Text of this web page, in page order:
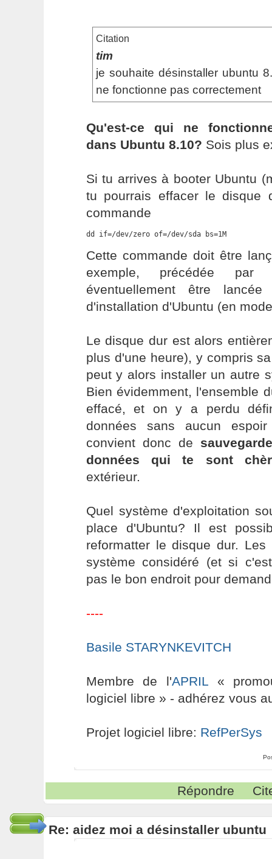
Citation
tim
je souhaite désinstaller ubuntu
ne fonctionne pas correctement
Qu'est-ce qui ne
dans Ubuntu 8.10? Sois plus
Si tu arrives à booter Ubuntu
tu pourrais effacer le disque
commande
dd if=/dev/zero of=/dev/sda bs=1M
Cette commande doit être
exemple, précédée
éventuellement être
d'installation d'Ubuntu (en
Le disque dur est alors
plus d'une heure), y compris
peut y alors installer un autre
Bien évidemment, l'ensemble
effacé, et on y a perdu
données sans aucun
convient donc de
données qui te sont
extérieur.
Quel système d'exploitation
place d'Ubuntu? Il est
reformatter le disque dur.
système considéré (et si
pas le bon endroit pour
----
Basile STARYNKEVITCH
Membre de l'APRIL «
logiciel libre » - adhérez vous
Projet logiciel libre: RefPerSys
Répondre
Re: aidez moi a désinstaller ubuntu